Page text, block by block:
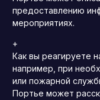
предоставлению
мероприятиях.
+
Как вы реагируете
например, при
или пожарной
Портье может